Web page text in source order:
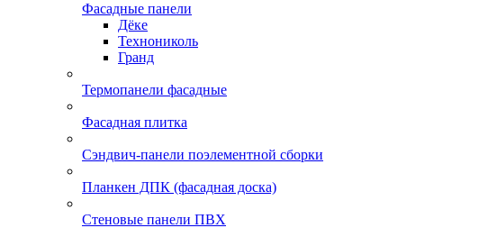
Фасадные панели
Дёке
Технониколь
Гранд
Термопанели фасадные
Фасадная плитка
Сэндвич-панели поэлементной сборки
Планкен ДПК (фасадная доска)
Стеновые панели ПВХ